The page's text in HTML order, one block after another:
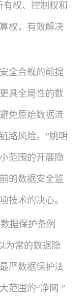
权、控制权和
权，有效解决
全合规的前提
具全局性的数
免原始数据流
路风险。”姚明
范围的开展隐
的数据安全监
技术的决心。
据保护条例
为常的数据隐
严数据保护法
范围的“净网 ”